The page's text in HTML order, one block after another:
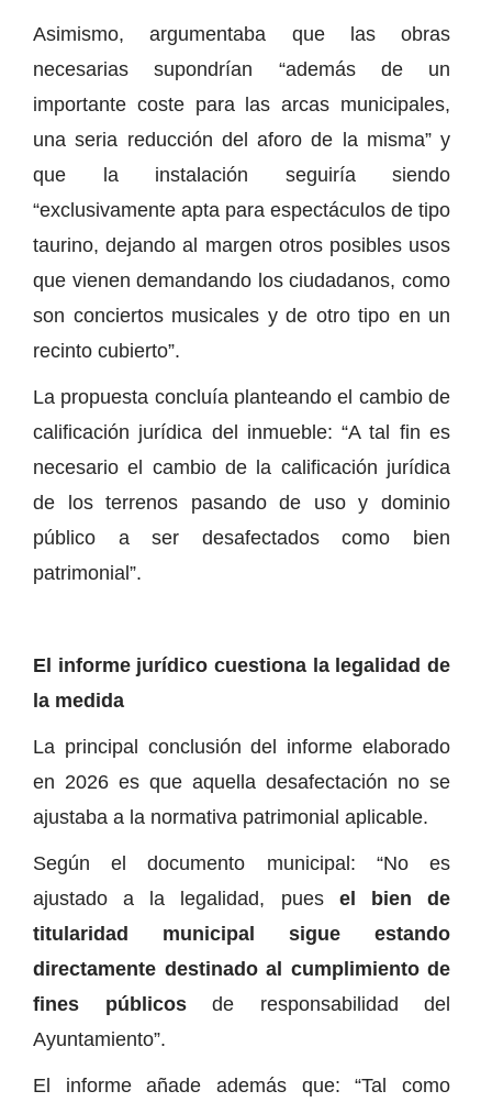
Asimismo, argumentaba que las obras
necesarias supondrían “además de un
importante coste para las arcas municipales,
una seria reducción del aforo de la misma” y
que la instalación seguiría siendo
“exclusivamente apta para espectáculos de tipo
taurino, dejando al margen otros posibles usos
que vienen demandando los ciudadanos, como
son conciertos musicales y de otro tipo en un
recinto cubierto”.
La propuesta concluía planteando el cambio de
calificación jurídica del inmueble: “A tal fin es
necesario el cambio de la calificación jurídica
de los terrenos pasando de uso y dominio
público a ser desafectados como bien
patrimonial”.
El informe jurídico cuestiona la legalidad de
la medida
La principal conclusión del informe elaborado
en 2026 es que aquella desafectación no se
ajustaba a la normativa patrimonial aplicable.
Según el documento municipal: “No es
ajustado a la legalidad, pues el bien de
titularidad municipal sigue estando
directamente destinado al cumplimiento de
fines públicos de responsabilidad del
Ayuntamiento”.
El informe añade además que: “Tal como